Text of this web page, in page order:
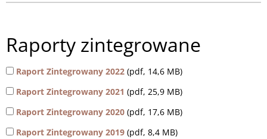
de
ayuda
a
la
navegación
Raporty zintegrowane
Raport Zintegrowany 2022 (pdf, 14,6 MB)
Raport Zintegrowany 2021 (pdf, 25,9 MB)
Raport Zintegrowany 2020 (pdf, 17,6 MB)
Raport Zintegrowany 2019 (pdf, 8,4 MB)